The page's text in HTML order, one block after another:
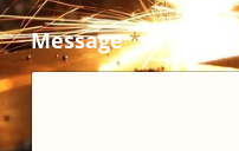
Message*